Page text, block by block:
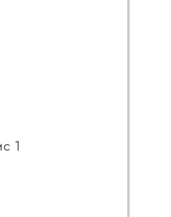
1